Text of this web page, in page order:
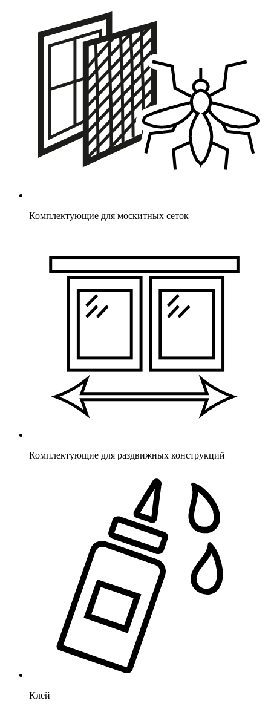
Комплектующие для москитных сеток
Комплектующие для раздвижных конструкций
Клей